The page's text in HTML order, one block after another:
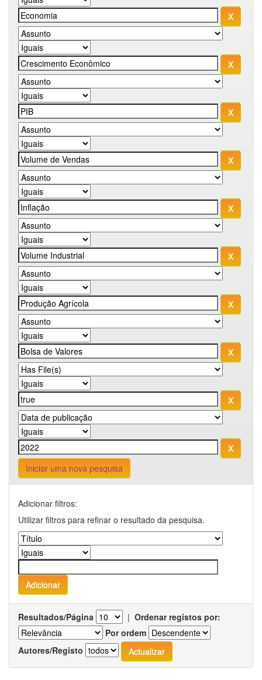
Iniciar uma nova pesquisa
Adicionar filtros:
Utilizar filtros para refinar o resultado da pesquisa.
Resultados/Página | Ordenar registos por:
Por ordem
Autores/Registo